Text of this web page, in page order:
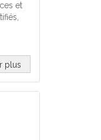
et
plus